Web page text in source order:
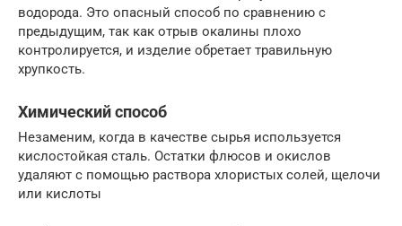
водорода. Это опасный способ по сравнению с
предыдущим, так как отрыв окалины плохо
контролируется, и изделие обретает травильную
хрупкость.
Химический способ
Незаменим, когда в качестве сырья используется
кислостойкая сталь. Остатки флюсов и окислов
удаляют с помощью раствора хлористых солей, щелочи
или кислоты